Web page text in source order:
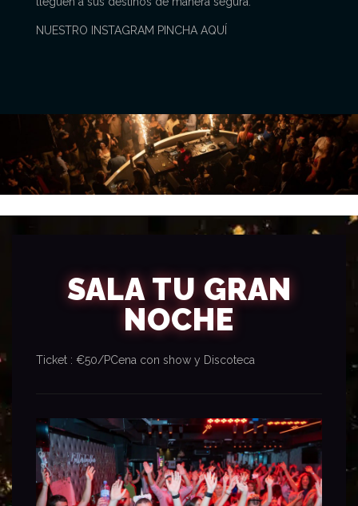
NUESTRO INSTAGRAM PINCHA AQUÍ
SALA TU GRAN
NOCHE
Ticket : €50/PCena con show y Discoteca